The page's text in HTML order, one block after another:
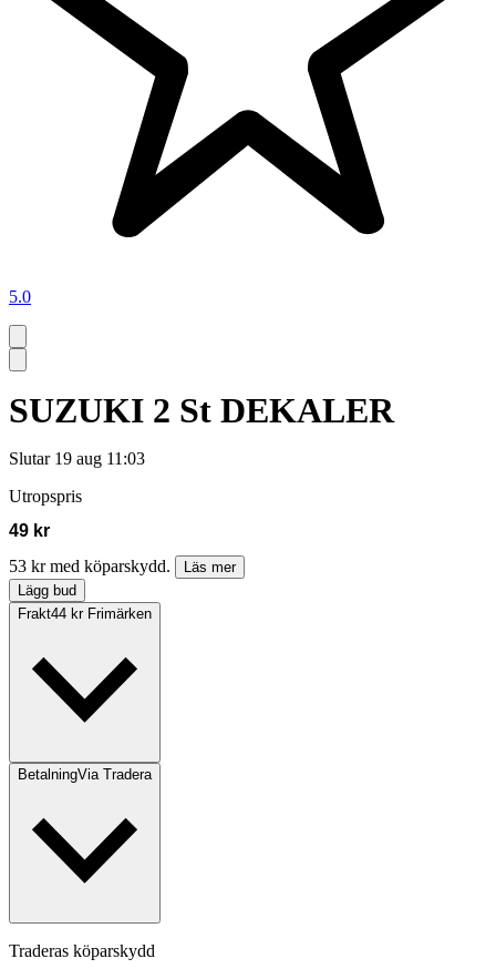
5.0
SUZUKI 2 St DEKALER
Slutar 19 aug 11:03
Utropspris
49 kr
53 kr med köparskydd.
Läs mer
Lägg bud
Frakt44 kr Frimärken
BetalningVia Tradera
Traderas köparskydd